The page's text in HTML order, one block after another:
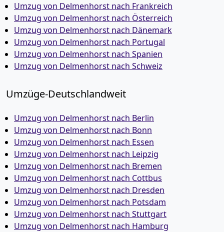
Umzug von Delmenhorst nach Frankreich
Umzug von Delmenhorst nach Österreich
Umzug von Delmenhorst nach Dänemark
Umzug von Delmenhorst nach Portugal
Umzug von Delmenhorst nach Spanien
Umzug von Delmenhorst nach Schweiz
Umzüge-Deutschlandweit
Umzug von Delmenhorst nach Berlin
Umzug von Delmenhorst nach Bonn
Umzug von Delmenhorst nach Essen
Umzug von Delmenhorst nach Leipzig
Umzug von Delmenhorst nach Bremen
Umzug von Delmenhorst nach Cottbus
Umzug von Delmenhorst nach Dresden
Umzug von Delmenhorst nach Potsdam
Umzug von Delmenhorst nach Stuttgart
Umzug von Delmenhorst nach Hamburg